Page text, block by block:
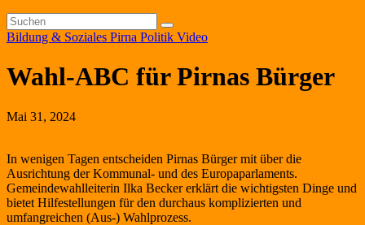
Bildung & Soziales Pirna Politik Video
Wahl-ABC für Pirnas Bürger
Mai 31, 2024
In wenigen Tagen entscheiden Pirnas Bürger mit über die
Ausrichtung der Kommunal- und des Europaparlaments.
Gemeindewahlleiterin Ilka Becker erklärt die wichtigsten Dinge und
bietet Hilfestellungen für den durchaus komplizierten und
umfangreichen (Aus-) Wahlprozess.